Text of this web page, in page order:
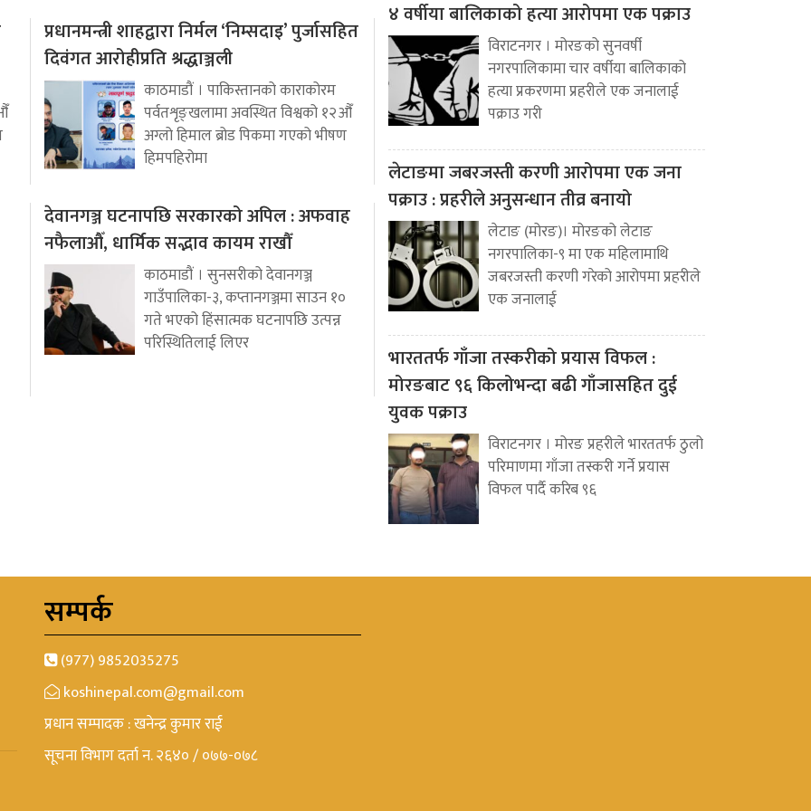
प्रधानमन्त्री शाहद्वारा निर्मल ‘निम्सदाइ’ पुर्जासहित
दिवंगत आरोहीप्रति श्रद्धाञ्जली
काठमाडौं । पाकिस्तानको काराकोरम
पर्वतशृङ्खलामा अवस्थित विश्वको १२औँ
अग्लो हिमाल ब्रोड पिकमा गएको भीषण
हिमपहिरोमा
देवानगञ्ज घटनापछि सरकारको अपिल : अफवाह
नफैलाऔँ, धार्मिक सद्भाव कायम राखौँ
काठमाडौं । सुनसरीको देवानगञ्ज
गाउँपालिका-३, कप्तानगञ्जमा साउन १०
गते भएको हिंसात्मक घटनापछि उत्पन्न
परिस्थितिलाई लिएर
४ वर्षीया बालिकाको हत्या आरोपमा एक पक्राउ
विराटनगर । मोरङको सुनवर्षी
नगरपालिकामा चार वर्षीया बालिकाको
हत्या प्रकरणमा प्रहरीले एक जनालाई
पक्राउ गरी
लेटाङमा जबरजस्ती करणी आरोपमा एक जना
पक्राउ : प्रहरीले अनुसन्धान तीव्र बनायो
लेटाङ (मोरङ)। मोरङको लेटाङ
नगरपालिका-९ मा एक महिलामाथि
जबरजस्ती करणी गरेको आरोपमा प्रहरीले
एक जनालाई
भारततर्फ गाँजा तस्करीको प्रयास विफल :
मोरङबाट ९६ किलोभन्दा बढी गाँजासहित दुई
युवक पक्राउ
विराटनगर । मोरङ प्रहरीले भारततर्फ ठुलो
परिमाणमा गाँजा तस्करी गर्ने प्रयास
विफल पार्दै करिब ९६
सम्पर्क
(977) 9852035275
koshinepal.com@gmail.com
प्रधान सम्पादक : खनेन्द्र कुमार राई
सूचना विभाग दर्ता न. २६४० / ०७७-०७८